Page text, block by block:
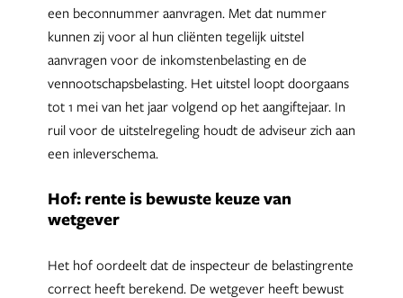
een beconnummer aanvragen. Met dat nummer
kunnen zij voor al hun cliënten tegelijk uitstel
aanvragen voor de inkomstenbelasting en de
vennootschapsbelasting. Het uitstel loopt doorgaans
tot 1 mei van het jaar volgend op het aangiftejaar. In
ruil voor de uitstelregeling houdt de adviseur zich aan
een inleverschema.
Hof: rente is bewuste keuze van
wetgever
Het hof oordeelt dat de inspecteur de belastingrente
correct heeft berekend. De wetgever heeft bewust